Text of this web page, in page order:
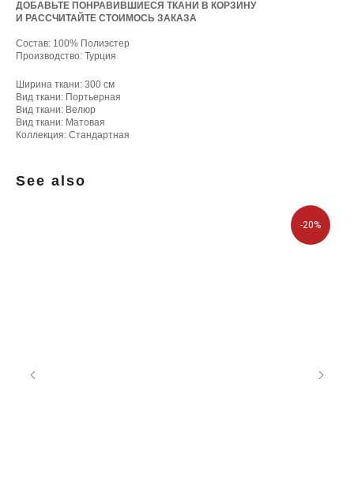
ДОБАВЬТЕ ПОНРАВИВШИЕСЯ ТКАНИ В КОРЗИНУ
И РАССЧИТАЙТЕ СТОИМОСЬ ЗАКАЗА
Состав: 100% Полиэстер
Производство: Турция
Ширина ткани: 300 см
Вид ткани: Портьерная
Вид ткани: Велюр
Вид ткани: Матовая
Коллекция: Стандартная
See also
-20%